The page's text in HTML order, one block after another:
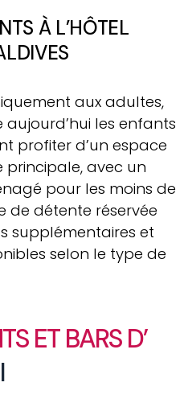
À L’HÔTEL
aux adultes,
aujourd’hui les enfants
profiter d’un espace
principale, avec un
pour les moins de
de détente réservée
supplémentaires et
selon le type de
ET BARS D’